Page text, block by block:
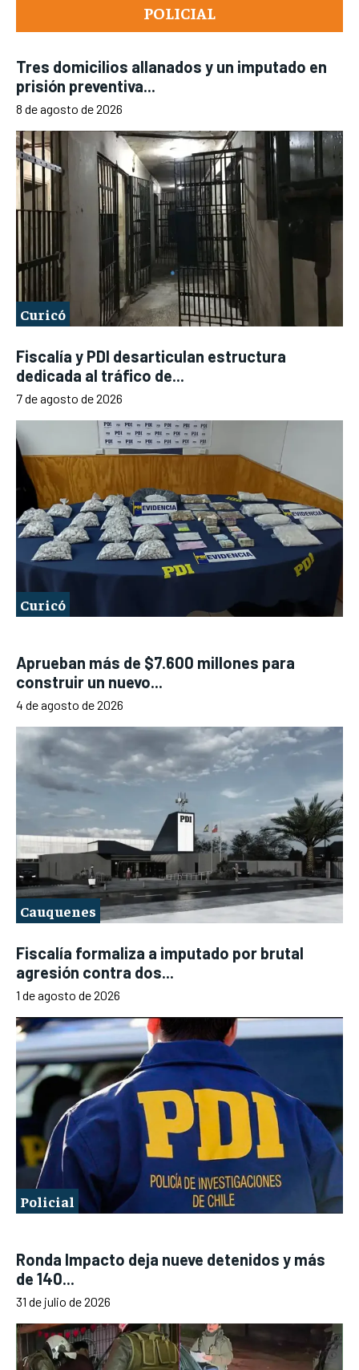
POLICIAL
Tres domicilios allanados y un imputado en
prisión preventiva...
8 de agosto de 2026
Curicó
Fiscalía y PDI desarticulan estructura
dedicada al tráfico de...
7 de agosto de 2026
Curicó
Aprueban más de $7.600 millones para
construir un nuevo...
4 de agosto de 2026
Cauquenes
Fiscalía formaliza a imputado por brutal
agresión contra dos...
1 de agosto de 2026
Policial
Ronda Impacto deja nueve detenidos y más
de 140...
31 de julio de 2026